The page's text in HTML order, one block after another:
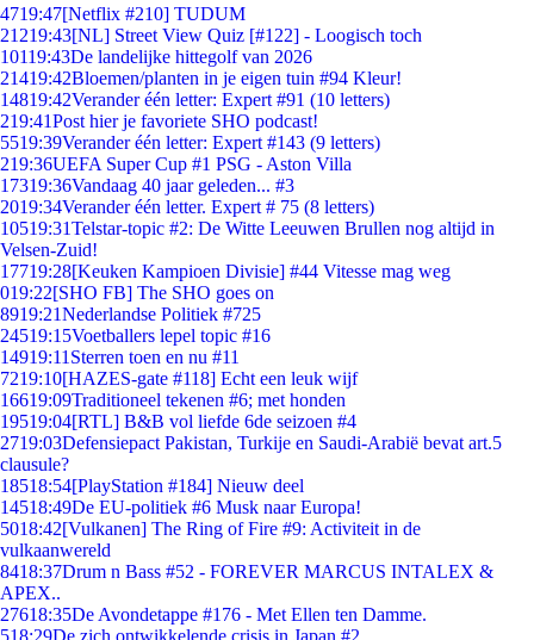
4719:47[Netflix #210] TUDUM
21219:43[NL] Street View Quiz [#122] - Loogisch toch
10119:43De landelijke hittegolf van 2026
21419:42Bloemen/planten in je eigen tuin #94 Kleur!
14819:42Verander één letter: Expert #91 (10 letters)
219:41Post hier je favoriete SHO podcast!
5519:39Verander één letter: Expert #143 (9 letters)
219:36UEFA Super Cup #1 PSG - Aston Villa
17319:36Vandaag 40 jaar geleden... #3
2019:34Verander één letter. Expert # 75 (8 letters)
10519:31Telstar-topic #2: De Witte Leeuwen Brullen nog altijd in
Velsen-Zuid!
17719:28[Keuken Kampioen Divisie] #44 Vitesse mag weg
019:22[SHO FB] The SHO goes on
8919:21Nederlandse Politiek #725
24519:15Voetballers lepel topic #16
14919:11 Sterren toen en nu #11
7219:10[HAZES-gate #118] Echt een leuk wijf
16619:09Traditioneel tekenen #6; met honden
19519:04[RTL] B&B vol liefde 6de seizoen #4
2719:03Defensiepact Pakistan, Turkije en Saudi-Arabië bevat art.5
clausule?
18518:54[PlayStation #184] Nieuw deel
14518:49De EU-politiek #6 Musk naar Europa!
5018:42[Vulkanen] The Ring of Fire #9: Activiteit in de
vulkaanwereld
8418:37Drum n Bass #52 - FOREVER MARCUS INTALEX &
APEX..
27618:35De Avondetappe #176 - Met Ellen ten Damme.
518:29De zich ontwikkelende crisis in Japan #2